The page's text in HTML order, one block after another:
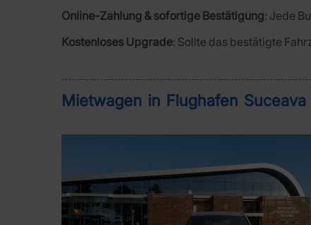
Online-Zahlung & sofortige Bestätigung: Jede
Kostenloses Upgrade: Sollte das bestätigte
Mietwagen in Flughafen